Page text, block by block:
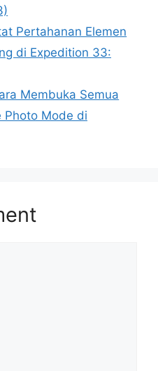
Pertahanan Elemen
di Expedition 33:
Membuka Semua
Photo Mode di